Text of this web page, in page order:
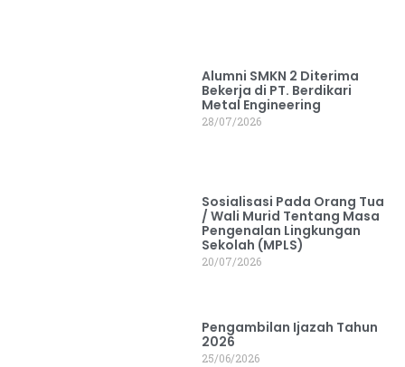
Alumni SMKN 2 Diterima
Bekerja di PT. Berdikari
Metal Engineering
28/07/2026
Sosialisasi Pada Orang Tua
/ Wali Murid Tentang Masa
Pengenalan Lingkungan
Sekolah (MPLS)
20/07/2026
Pengambilan Ijazah Tahun
2026
25/06/2026